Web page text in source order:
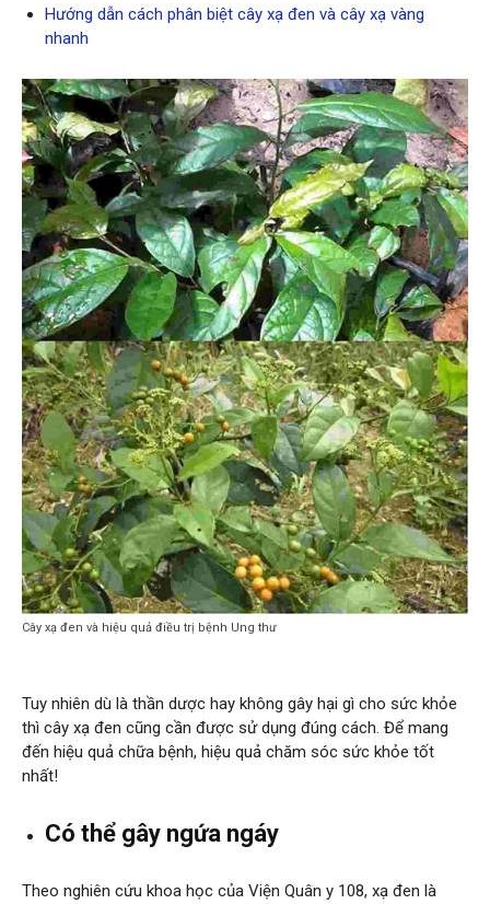
Hướng dẫn cách phân biệt cây xạ đen và cây xạ vàng
nhanh
Cây xạ đen và hiệu quả điều trị bệnh Ung thư
Tuy nhiên dù là thần dược hay không gây hại gì cho sức khỏe
thì cây xạ đen cũng cần được sử dụng đúng cách. Để mang
đến hiệu quả chữa bệnh, hiệu quả chăm sóc sức khỏe tốt
nhất!
Có thể gây ngứa ngáy
Theo nghiên cứu khoa học của Viện Quân y 108, xạ đen là